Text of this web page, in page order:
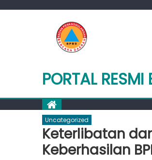
PORTAL
Uncategorized
Keterlibatan
Keberhasilan